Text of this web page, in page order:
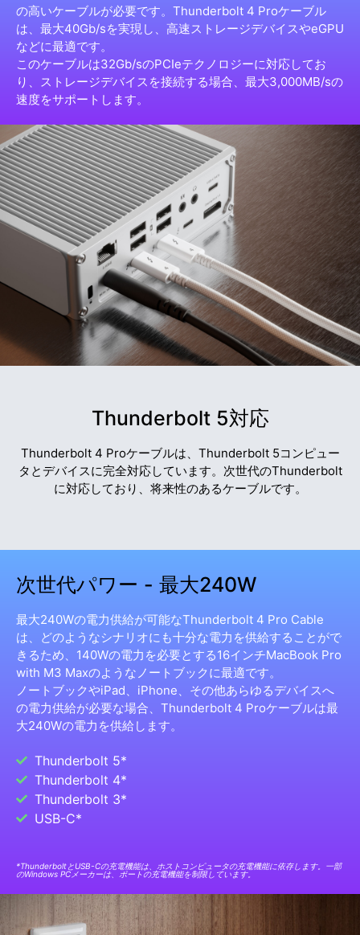
の高いケーブルが必要です。Thunderbolt 4 Proケーブル
は、最大40Gb/sを実現し、高速ストレージデバイスやeGPU
などに最適です。
このケーブルは32Gb/sのPCIeテクノロジーに対応してお
り、ストレージデバイスを接続する場合、最大3,000MB/sの
速度をサポートします。
Thunderbolt 5対応
Thunderbolt 4 Proケーブルは、Thunderbolt 5コンピュー
タとデバイスに完全対応しています。次世代のThunderbolt
に対応しており、将来性のあるケーブルです。
次世代パワー - 最大240W
最大240Wの電力供給が可能なThunderbolt 4 Pro Cable
は、どのようなシナリオにも十分な電力を供給することがで
きるため、140Wの電力を必要とする16インチMacBook Pro
with M3 Maxのようなノートブックに最適です。
ノートブックやiPad、iPhone、その他あらゆるデバイスへ
の電力供給が必要な場合、Thunderbolt 4 Proケーブルは最
大240Wの電力を供給します。
Thunderbolt 5*
Thunderbolt 4*
Thunderbolt 3*
USB-C*
*ThunderboltとUSB-Cの充電機能は、ホストコンピュータの充電機能に依存します。一部
のWindows PCメーカーは、ポートの充電機能を制限しています。